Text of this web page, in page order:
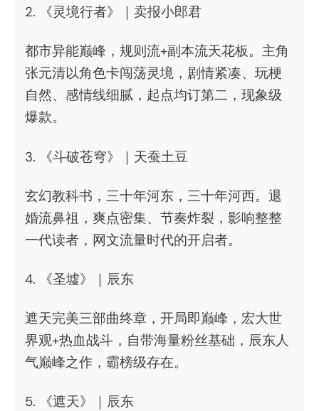
2. 《灵境行者》｜卖报小郎君
都市异能巅峰，规则流+副本流天花板。主角
张元清以角色卡闯荡灵境，剧情紧凑、玩梗
自然、感情线细腻，起点均订第二，现象级
爆款。
3. 《斗破苍穹》｜天蚕土豆
玄幻教科书，三十年河东，三十年河西。退
婚流鼻祖，爽点密集、节奏炸裂，影响整整
一代读者，网文流量时代的开启者。
4. 《圣墟》｜辰东
遮天完美三部曲终章，开局即巅峰，宏大世
界观+热血战斗，自带海量粉丝基础，辰东人
气巅峰之作，霸榜级存在。
5. 《遮天》｜辰东